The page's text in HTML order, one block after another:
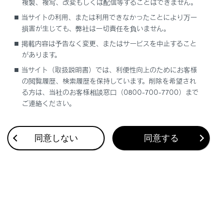
合わせて見られているページ
VICS・交通情報
付録
ナビゲーション設定
複製、複写、改変もしくは配信等することはできません。
当サイトの利用、または利用できなかったことにより万一
損害が生じても、弊社は一切責任を負いません。
掲載内容は予告なく変更、またはサービスを中止すること
があります。
当サイト（取扱説明書）では、利便性向上のためにお客様
の閲覧履歴、検索履歴を保持しています。削除を希望され
る方は、当社のお客様相談窓口（0800-700-7700）まで
ご連絡ください。
同意しない 同意する